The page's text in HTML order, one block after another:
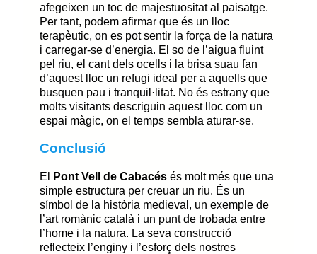
afegeixen un toc de majestuositat al paisatge.
Per tant, podem afirmar que és un lloc
terapèutic, on es pot sentir la força de la natura
i carregar-se d’energia. El so de l’aigua fluint
pel riu, el cant dels ocells i la brisa suau fan
d’aquest lloc un refugi ideal per a aquells que
busquen pau i tranquil·litat. No és estrany que
molts visitants descriguin aquest lloc com un
espai màgic, on el temps sembla aturar-se.
Conclusió
El Pont Vell de Cabacés és molt més que una
simple estructura per creuar un riu. És un
símbol de la història medieval, un exemple de
l’art romànic català i un punt de trobada entre
l’home i la natura. La seva construcció
reflecteix l’enginy i l’esforç dels nostres